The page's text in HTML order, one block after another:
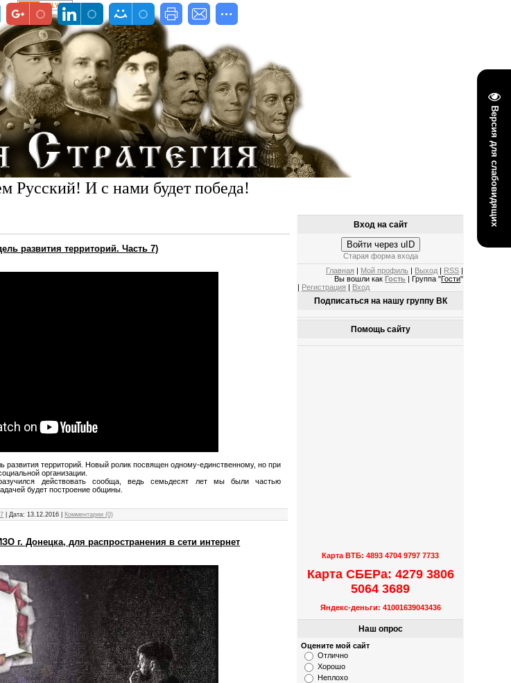
Версия для слабовидящих
Русский! И с нами будет победа!
развития территорий. Часть 7)
развития территорий. Новый ролик посвящен одному-единственному, но при
организации.
действовать сообща, ведь семьдесят лет мы были частью
будет построение общины.
|Дата: 13.12.2016 Комментарии (0)
г. Донецка, для распространения в сети интернет
Вход на сайт
Войти через uID
Старая форма входа
Главная
Мой профиль Выход RSS
Вы вошли как Гость | Группа "Гости"
Регистрация Вход
Подписаться на нашу группу ВК
Помощь сайту
Карта ВТБ: 4893 4704 9797 7733
Карта СБЕРа: 4279 3806
5064 3689
Яндекс-деньги: 41001639043436
Наш опрос
Оцените мой сайт
Отлично
Хорошо
Неплохо